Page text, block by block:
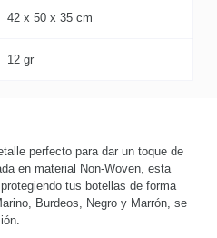
42 x 50 x 35 cm
12 gr
perfecto para dar un toque de
en material Non-Woven, esta
tus botellas de forma
Burdeos, Negro y Marrón, se